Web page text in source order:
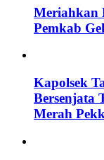
Meriahkan
Pemkab
Kapolsek
Bersenjata
Merah